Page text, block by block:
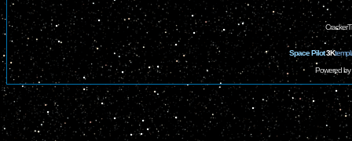
Space Pilot3K
Powered by